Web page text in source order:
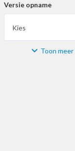
Versie opname
Kies
Materiaal Toon